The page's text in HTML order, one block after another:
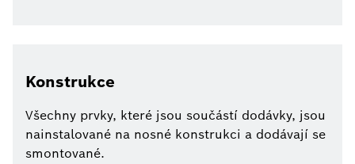
Konstrukce
Všechny prvky, které jsou součástí dodávky, jsou
nainstalované na nosné konstrukci a dodávají se
smontované.